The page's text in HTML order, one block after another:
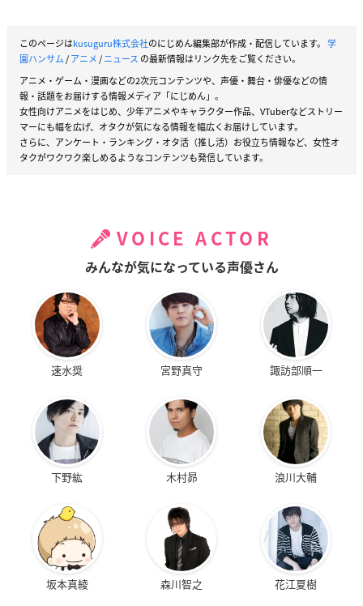
このページはkusuguru株式会社のにじめん編集部が作成・配信しています。 学
園ハンサム/アニメ/ニュース の最新情報はリンク先をご覧ください。
アニメ・ゲーム・漫画などの2次元コンテンツや、声優・舞台・俳優などの情
報・話題をお届けする情報メディア「にじめん」。
女性向けアニメをはじめ、少年アニメやキャラクター作品、VTuberなどストリー
マーにも幅を広げ、オタクが気になる情報を幅広くお届けしています。
さらに、アンケート・ランキング・オタ活（推し活）お役立ち情報など、女性オ
タクがワクワク楽しめるようなコンテンツも発信しています。
VOICE ACTOR
みんなが気になっている声優さん
速水奨 宮野真守 諏訪部順一
下野紘 木村昴 浪川大輔
坂本真綾 森川智之 花江夏樹